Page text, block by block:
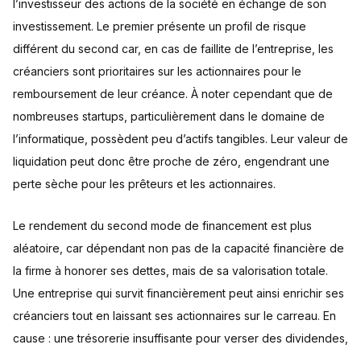
l’investisseur des actions de la société en échange de son
investissement. Le premier présente un profil de risque
différent du second car, en cas de faillite de l’entreprise, les
créanciers sont prioritaires sur les actionnaires pour le
remboursement de leur créance. À noter cependant que de
nombreuses startups, particulièrement dans le domaine de
l’informatique, possèdent peu d’actifs tangibles. Leur valeur de
liquidation peut donc être proche de zéro, engendrant une
perte sèche pour les prêteurs et les actionnaires.
Le rendement du second mode de financement est plus
aléatoire, car dépendant non pas de la capacité financière de
la firme à honorer ses dettes, mais de sa valorisation totale.
Une entreprise qui survit financièrement peut ainsi enrichir ses
créanciers tout en laissant ses actionnaires sur le carreau. En
cause : une trésorerie insuffisante pour verser des dividendes,